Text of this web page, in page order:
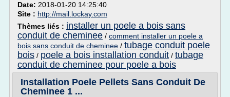
Date: 2018-01-20 14:25:40
Site : http://mail.lockay.com
Thèmes liés : installer un poele a bois sans
conduit de cheminee / comment installer un poele a
bois sans conduit de cheminee / tubage conduit poele
bois / poele a bois installation conduit / tubage
conduit de cheminee pour poele a bois
Installation Poele Pellets Sans Conduit De
Cheminee 1 ...